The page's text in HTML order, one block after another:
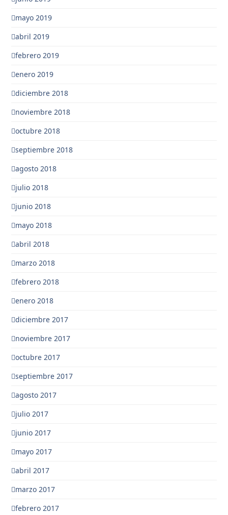
mayo 2019
abril 2019
febrero 2019
enero 2019
diciembre 2018
noviembre 2018
octubre 2018
septiembre 2018
agosto 2018
julio 2018
junio 2018
mayo 2018
abril 2018
marzo 2018
febrero 2018
enero 2018
diciembre 2017
noviembre 2017
octubre 2017
septiembre 2017
agosto 2017
julio 2017
junio 2017
mayo 2017
abril 2017
marzo 2017
febrero 2017